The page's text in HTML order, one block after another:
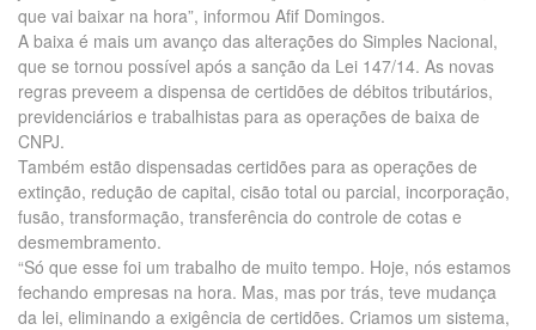
que vai baixar na hora”, informou Afif Domingos.
A baixa é mais um avanço das alterações do Simples Nacional,
que se tornou possível após a sanção da Lei 147/14. As novas
regras preveem a dispensa de certidões de débitos tributários,
previdenciários e trabalhistas para as operações de baixa de
CNPJ.
Também estão dispensadas certidões para as operações de
extinção, redução de capital, cisão total ou parcial, incorporação,
fusão, transformação, transferência do controle de cotas e
desmembramento.
“Só que esse foi um trabalho de muito tempo. Hoje, nós estamos
fechando empresas na hora. Mas, mas por trás, teve mudança
da lei, eliminando a exigência de certidões. Criamos um sistema,